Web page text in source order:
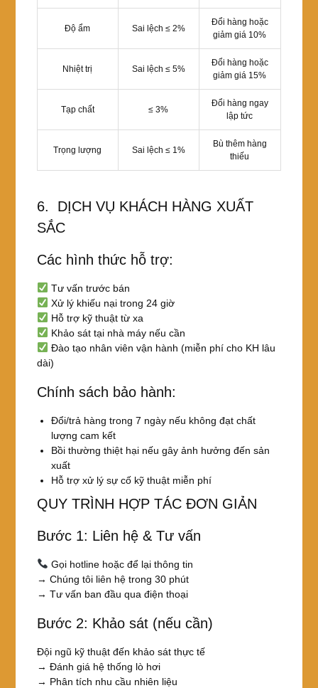
Độ ẩm Sai lệch ≤ 2%
Đổi hàng hoặc
giảm giá 10%
Nhiệt trị Sai lệch ≤ 5%
Đổi hàng hoặc
giảm giá 15%
Tạp chất ≤ 3%
Đổi hàng ngay
lập tức
Trọng lượng Sai lệch ≤ 1%
Bù thêm hàng
thiếu
6. DỊCH VỤ KHÁCH HÀNG XUẤT
SẮC
Các hình thức hỗ trợ:
Tư vấn trước bán
Xử lý khiếu nại trong 24 giờ
Hỗ trợ kỹ thuật từ xa
Khảo sát tại nhà máy nếu cần
Đào tạo nhân viên vận hành (miễn phí cho KH lâu
dài)
Chính sách bảo hành:
Đổi/trả hàng trong 7 ngày nếu không đạt chất
lượng cam kết
Bồi thường thiệt hại nếu gây ảnh hưởng đến sản
xuất
Hỗ trợ xử lý sự cố kỹ thuật miễn phí
QUY TRÌNH HỢP TÁC ĐƠN GIẢN
Bước 1: Liên hệ & Tư vấn
Gọi hotline hoặc để lại thông tin
→ Chúng tôi liên hệ trong 30 phút
→ Tư vấn ban đầu qua điện thoại
Bước 2: Khảo sát (nếu cần)
Đội ngũ kỹ thuật đến khảo sát thực tế
→ Đánh giá hệ thống lò hơi
→ Phân tích nhu cầu nhiên liệu